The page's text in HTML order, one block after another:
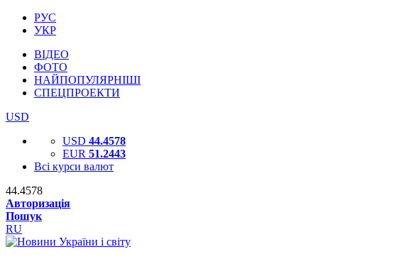
РУС
УКР
ВІДЕО
ФОТО
НАЙПОПУЛЯРНІШІ
СПЕЦПРОЕКТИ
USD
USD 44.4578
EUR 51.2443
Всі курси валют
44.4578
Авторизація
Пошук
RU